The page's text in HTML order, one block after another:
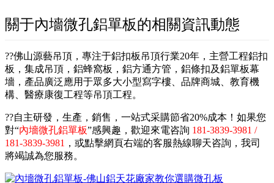
關于內墻微孔鋁單板的相關資訊動態
??佛山源藝吊頂，專注于鋁扣板吊頂行業20年，主營工程鋁扣
板，集成吊頂，鋁蜂窩板，鋁方通方管，鋁條扣及鋁單板幕
墻，產品廣泛應用于眾多大小型寫字樓、品牌商城、教育機
構、醫療康復工程等吊頂工程。
??自主研發，生產，銷售，一站式采購節省20%成本！如果您
對“內墻微孔鋁單板”感興趣，歡迎來電咨詢 181-3839-3981 /
181-3839-3981 ，或點擊網頁右端的客服熱線聊天咨詢，我司
將竭誠為您服務。